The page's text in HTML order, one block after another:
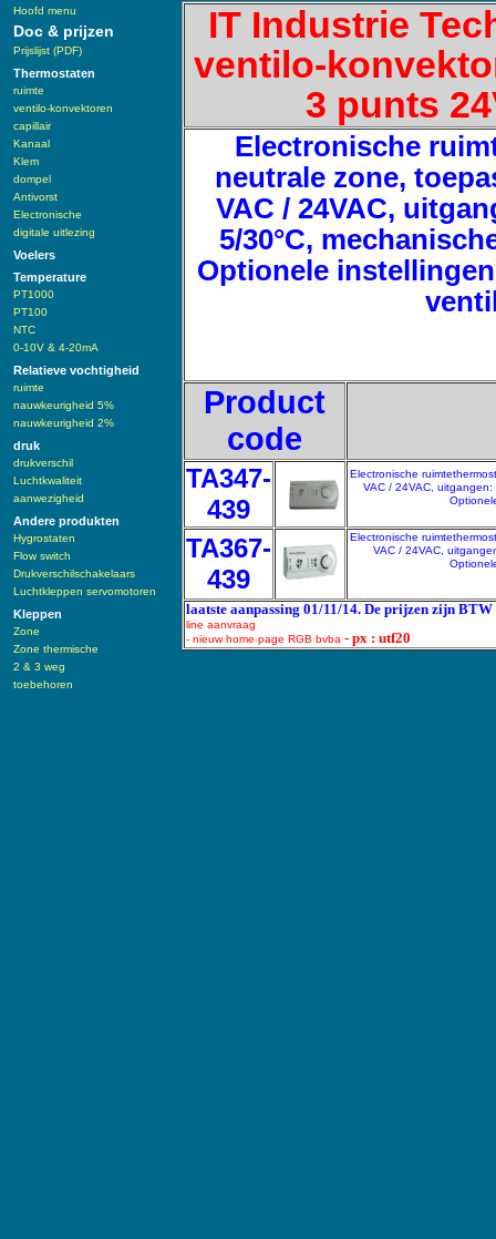
Hoofd menu
Doc & prijzen
Prijslijst (PDF)
Thermostaten
ruimte
ventilo-konvektoren
capillair
Kanaal
Klem
dompel
Antivorst
Electronische
digitale uitlezing
Voelers
Temperature
PT1000
PT100
NTC
0-10V & 4-20mA
Relatieve vochtigheid
ruimte
nauwkeurigheid 5%
nauwkeurigheid 2%
druk
drukverschil
Luchtkwaliteit
aanwezigheid
Andere produkten
Hygrostaten
Flow switch
Drukverschilschakelaars
Luchtkleppen servomotoren
Kleppen
Zone
Zone thermische
2 & 3 weg
toebehoren
IT Industrie
ventilo-
3 punts
Electronische
neutrale zone,
VAC / 24VAC,
5/30°C,
Optionele
Product
code
TA347-
439
Electronische
VAC / 24VAC,
TA367-
439
Electronische
VAC / 24VAC,
laatste aanpassing 01/11/14. De prijzen zijn
line aanvraag
- nieuw home page RGB bvba - px : utf20